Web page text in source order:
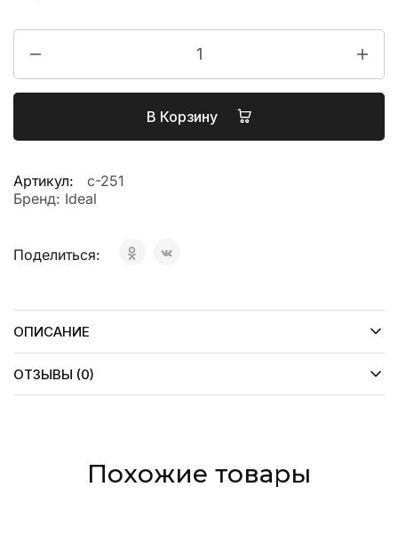
В Корзину
Артикул:
с-251
Бренд: Ideal
Поделиться:
ОПИСАНИЕ
ОТЗЫВЫ (0)
Похожие товары